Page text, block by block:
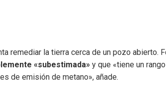
remediar la tierra cerca de un pozo abierto.
«subestimada» y que «tiene un
de emisión de metano», añade.